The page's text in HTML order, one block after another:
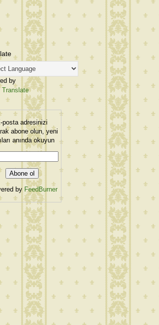
by
Translate
posta adresinizi
abone olun, yeni
anında okuyun
by FeedBurner